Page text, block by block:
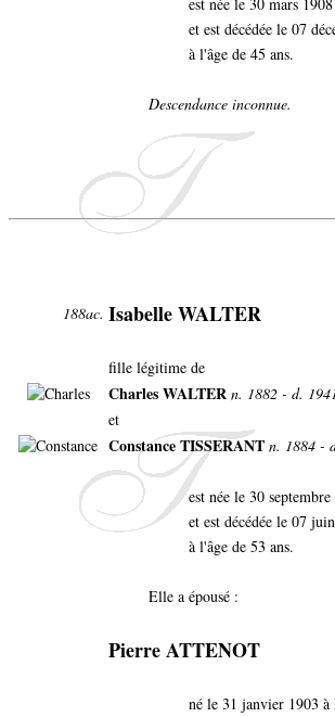
est née le 30 mars
et est décédée le 07
à l'âge de 45 ans.
Descendance inconnue.
188ac. Isabelle WALTER
fille légitime de
Charles WALTER n. 1882 - d.
et
Constance TISSERANT n. 1884 -
est née le 30
et est décédée le 07
à l'âge de 53 ans.
Elle a épousé :
Pierre ATTENOT
né le 31 janvier 1903